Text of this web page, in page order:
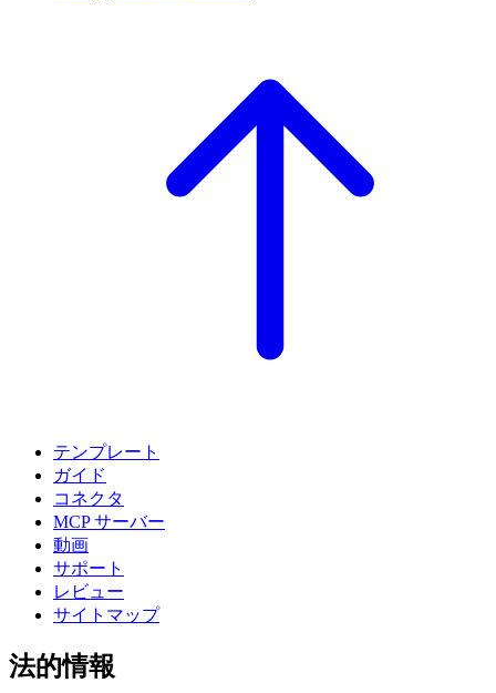
テンプレート
ガイド
コネクタ
MCP サーバー
動画
サポート
レビュー
サイトマップ
法的情報